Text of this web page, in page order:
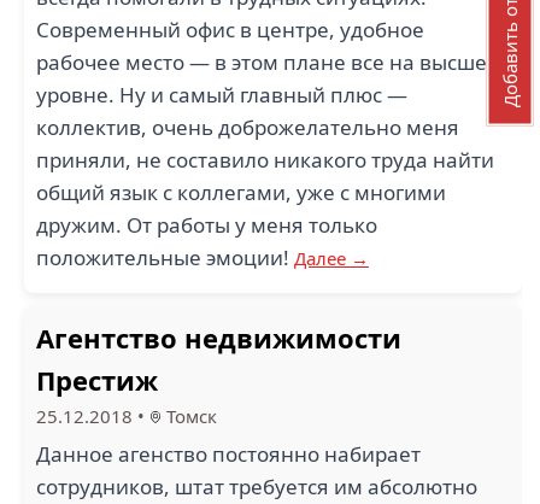
Современный офис в центре, удобное
рабочее место — в этом плане все на высшем
уровне. Ну и самый главный плюс —
коллектив, очень доброжелательно меня
приняли, не составило никакого труда найти
общий язык с коллегами, уже с многими
дружим. От работы у меня только
положительные эмоции! Далее →
Агентство недвижимости
Престиж
25.12.2018 • Томск
Данное агенство постоянно набирает
сотрудников, штат требуется им абсолютно
Добавить отзыв